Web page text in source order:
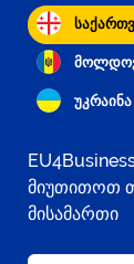
უკრაინა
მიუთითოთ
მისამართი